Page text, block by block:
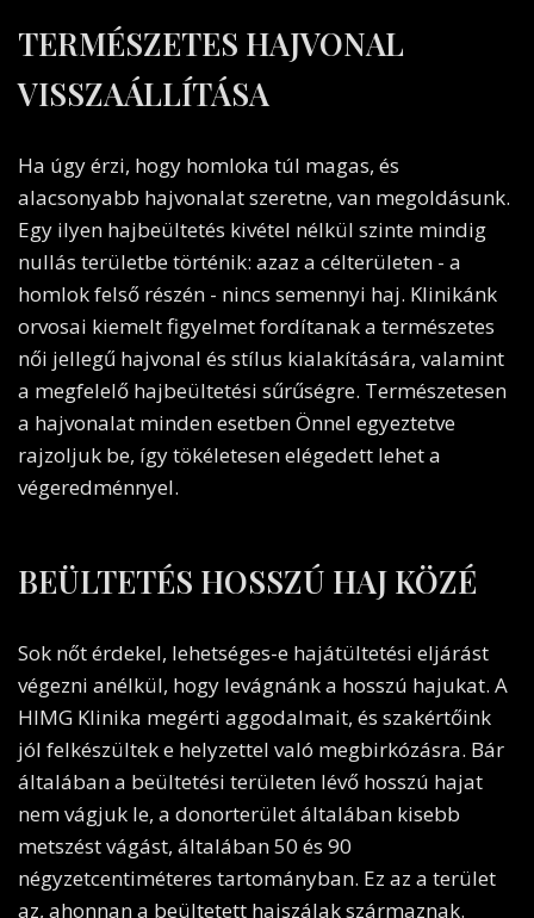
TERMÉSZETES HAJVONAL
VISSZAÁLLÍTÁSA
Ha úgy érzi, hogy homloka túl magas, és
alacsonyabb hajvonalat szeretne, van megoldásunk.
Egy ilyen hajbeültetés kivétel nélkül szinte mindig
nullás területbe történik: azaz a célterületen - a
homlok felső részén - nincs semennyi haj. Klinikánk
orvosai kiemelt figyelmet fordítanak a természetes
női jellegű hajvonal és stílus kialakítására, valamint
a megfelelő hajbeültetési sűrűségre. Természetesen
a hajvonalat minden esetben Önnel egyeztetve
rajzoljuk be, így tökéletesen elégedett lehet a
végeredménnyel.
BEÜLTETÉS HOSSZÚ HAJ KÖZÉ
Sok nőt érdekel, lehetséges-e hajátültetési eljárást
végezni anélkül, hogy levágnánk a hosszú hajukat. A
HIMG Klinika megérti aggodalmait, és szakértőink
jól felkészültek e helyzettel való megbirkózásra. Bár
általában a beültetési területen lévő hosszú hajat
nem vágjuk le, a donorterület általában kisebb
metszést vágást, általában 50 és 90
négyzetcentiméteres tartományban. Ez az a terület
az, ahonnan a beültetett hajszálak származnak.